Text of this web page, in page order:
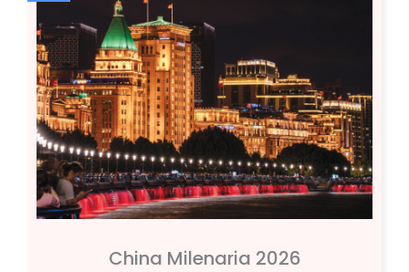
China Milenaria 2026